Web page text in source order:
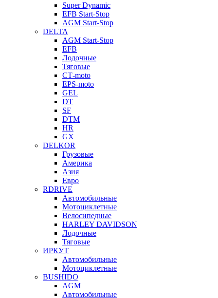
Super Dynamic
EFB Start-Stop
AGM Start-Stop
DELTA
AGM Start-Stop
EFB
Лодочные
Тяговые
СТ-moto
EPS-moto
GEL
DT
SF
DTM
HR
GX
DELKOR
Грузовые
Америка
Азия
Евро
RDRIVE
Автомобильные
Мотоциклетные
Велосипедные
HARLEY DAVIDSON
Лодочные
Тяговые
ИРКУТ
Автомобильные
Мотоциклетные
BUSHIDO
AGM
Автомобильные